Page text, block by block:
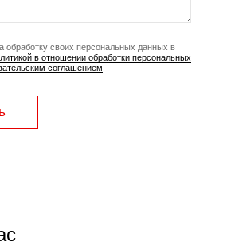
обработку своих персональных данных в
в отношении обработки персональных
соглашением